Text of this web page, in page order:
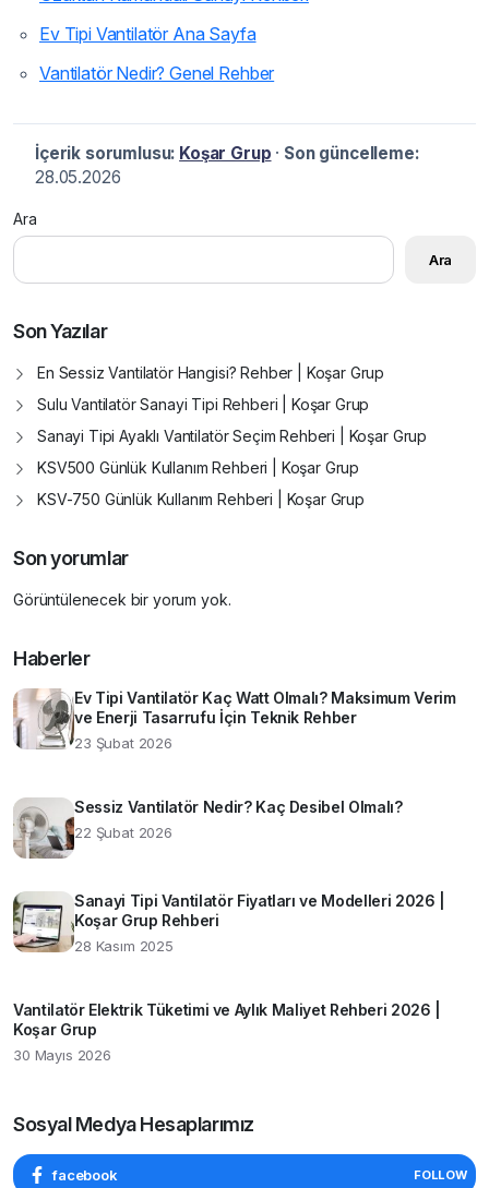
Ev Tipi Vantilatör Ana Sayfa
Vantilatör Nedir? Genel Rehber
İçerik sorumlusu: Koşar Grup · Son güncelleme:
28.05.2026
Ara
Ara
Son Yazılar
En Sessiz Vantilatör Hangisi? Rehber | Koşar Grup
Sulu Vantilatör Sanayi Tipi Rehberi | Koşar Grup
Sanayi Tipi Ayaklı Vantilatör Seçim Rehberi | Koşar Grup
KSV500 Günlük Kullanım Rehberi | Koşar Grup
KSV-750 Günlük Kullanım Rehberi | Koşar Grup
Son yorumlar
Görüntülenecek bir yorum yok.
Haberler
Ev Tipi Vantilatör Kaç Watt Olmalı? Maksimum Verim
ve Enerji Tasarrufu İçin Teknik Rehber
23 Şubat 2026
Sessiz Vantilatör Nedir? Kaç Desibel Olmalı?
22 Şubat 2026
Sanayi Tipi Vantilatör Fiyatları ve Modelleri 2026 |
Koşar Grup Rehberi
28 Kasım 2025
Vantilatör Elektrik Tüketimi ve Aylık Maliyet Rehberi 2026 |
Koşar Grup
30 Mayıs 2026
Sosyal Medya Hesaplarımız
facebook FOLLOW